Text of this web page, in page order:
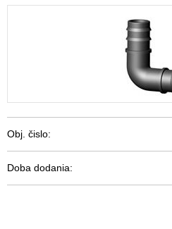
Obj. čislo:
Doba dodania: